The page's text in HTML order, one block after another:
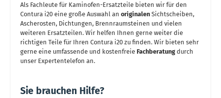
Als Fachleute für Kaminofen-Ersatzteile bieten wir für den
Contura i20 eine große Auswahl an originalen Sichtscheiben,
Ascherosten, Dichtungen, Brennraumsteinen und vielen
weiteren Ersatzteilen. Wir helfen Ihnen gerne weiter die
richtigen Teile für Ihren Contura i20 zu finden. Wir bieten sehr
gerne eine umfassende und kostenfreie Fachberatung durch
unser Expertentelefon an.
Sie brauchen Hilfe?